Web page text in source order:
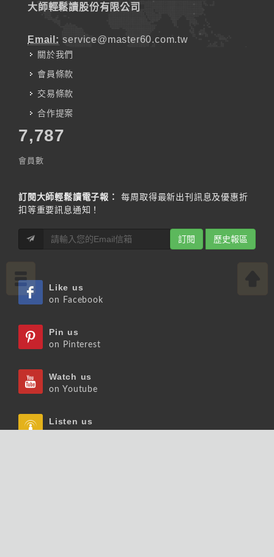
大師輕鬆讀股份有限公司
Email: service@master60.com.tw
關於我們
會員條款
交易條款
合作提案
7,787
會員數
訂閱大師輕鬆讀電子報：
每周取得最新出刊訊息及優惠折
扣等重要訊息通知！
訂閱 歷史報區
Like us
on Facebook
Pin us
on Pinterest
Watch us
on Youtube
Listen us